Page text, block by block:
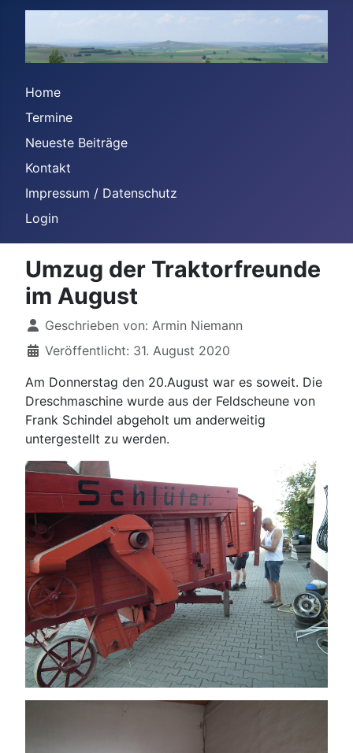
Home
Termine
Neueste Beiträge
Kontakt
Impressum / Datenschutz
Login
Umzug der Traktorfreunde
im August
DetailsGeschrieben von: Armin Niemann
Veröffentlicht: 31. August 2020
Am Donnerstag den 20.August war es soweit. Die
Dreschmaschine wurde aus der Feldscheune von
Frank Schindel abgeholt um anderweitig
untergestellt zu werden.